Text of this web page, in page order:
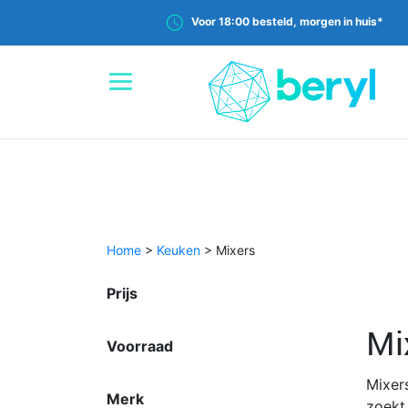
Voor 18:00 besteld, morgen in huis*
Home > Keuken > Mixers
Prijs
Voorraad
Merk